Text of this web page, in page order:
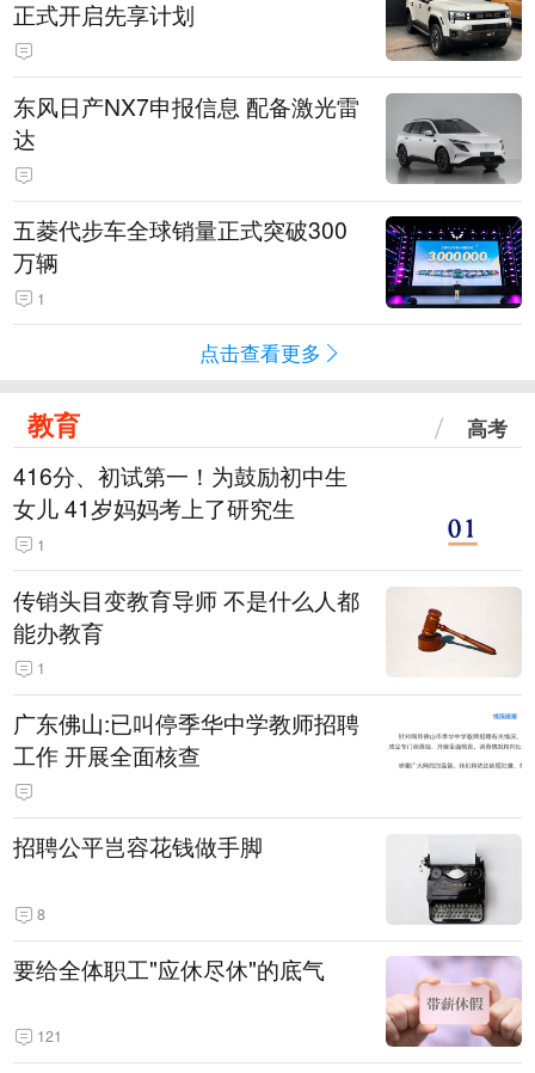
正式开启先享计划
东风日产NX7申报信息 配备激光雷
达
五菱代步车全球销量正式突破300
万辆
1
点击查看更多
教育 高考
416分、初试第一！为鼓励初中生
女儿 41岁妈妈考上了研究生
1
传销头目变教育导师 不是什么人都
能办教育
1
广东佛山:已叫停季华中学教师招聘
工作 开展全面核查
招聘公平岂容花钱做手脚
8
要给全体职工"应休尽休"的底气
121